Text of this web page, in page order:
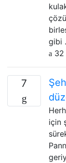
gibi
32
7
için